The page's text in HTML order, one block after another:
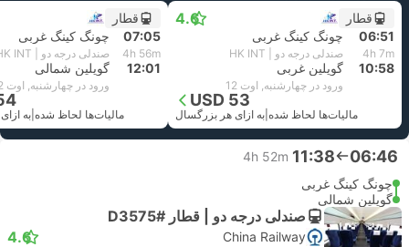
قطار
4.6
06:51 چونگ کینگ غربی
4h 7m صندلی درجه دو | HK INT
10:58 گویلین غربی
ورود در چهارشنبه, اوت 12
USD 53
مالیات‌ها لحاظ شده به ازای هر بزرگسال
قطار
07:05
چونگ کینگ غربی
4h 56m صندلی درجه دو | HK INT
12:01 گویلین شمالی
ورود در چهارشنبه, اوت 12
مالیات‌ها لحاظ شده به
06:46
11:38
4h 52m
چونگ کینگ غربی
گویلین شمالی
صندلی درجه دو | قطار #D3575
China Railway
4.6